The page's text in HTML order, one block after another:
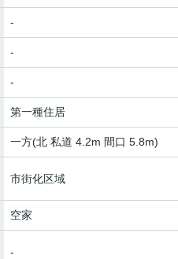
-
-
-
第一種住居
一方(北 私道 4.2m 間口 5.8m)
市街化区域
空家
-